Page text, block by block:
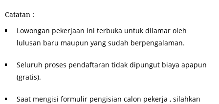
Catatan :
Lowongan pekerjaan ini terbuka untuk dilamar oleh
lulusan baru maupun yang sudah berpengalaman.
Seluruh proses pendaftaran tidak dipungut biaya apapun
(gratis).
Saat mengisi formulir pengisian calon pekerja , silahkan